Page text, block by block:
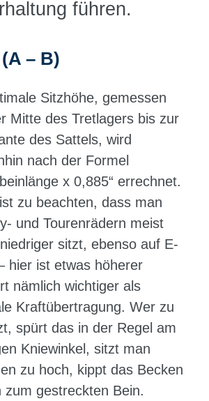
führen.
– B)
Sitzhöhe, gemessen
Mitte des Tretlagers bis zur
des Sattels, wird
nach der Formel
x 0,885“ errechnet.
zu beachten, dass man
und Tourenrädern meist
sitzt, ebenso auf E-
hier ist etwas höherer
nämlich wichtiger als
Kraftübertragung. Wer zu
spürt das in der Regel am
Kniewinkel, sitzt man
zu hoch, kippt das Becken
zum gestreckten Bein.